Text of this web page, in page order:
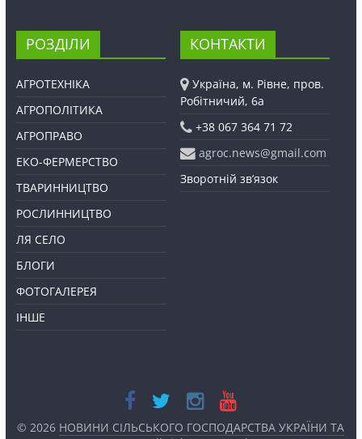
РОЗДІЛИ
АГРОТЕХНІКА
АГРОПОЛІТИКА
АГРОПРАВО
ЕКО-ФЕРМЕРСТВО
ТВАРИННИЦТВО
РОСЛИННИЦТВО
ЛЯ СЕЛО
БЛОГИ
ФОТОГАЛЕРЕЯ
ІНШЕ
КОНТАКТИ
Україна, м. Рівне, пров.
Робітничий, 6а
+38 067 364 71 72
agroc.news@gmail.com
Зворотній зв’язок
© 2026 НОВИНИ СІЛЬСЬКОГО ГОСПОДАРСТВА УКРАЇНИ ТА